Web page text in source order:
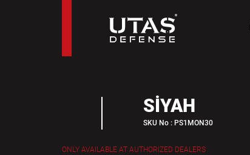
SİYAH
SKU No : PS1MON30
ONLY AVAILABLE AT AUTHORIZED DEALERS